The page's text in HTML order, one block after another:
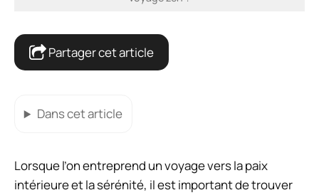
Partager cet article
Dans cet article
Lorsque l’on entreprend un voyage vers la paix
intérieure et la sérénité, il est important de trouver